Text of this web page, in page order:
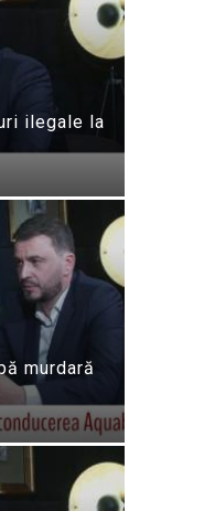
ilegale la
murdară